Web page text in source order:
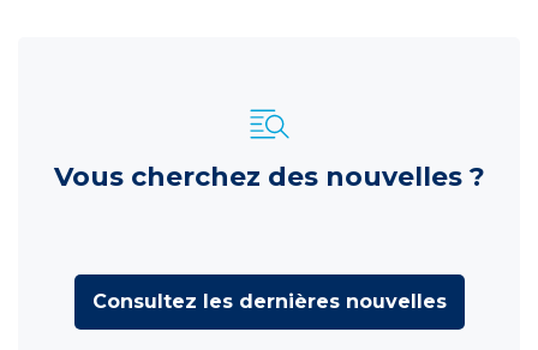
Vous cherchez des nouvelles ?
Consultez les dernières nouvelles